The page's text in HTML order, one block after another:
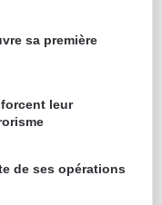
sa première
leur
de ses opérations